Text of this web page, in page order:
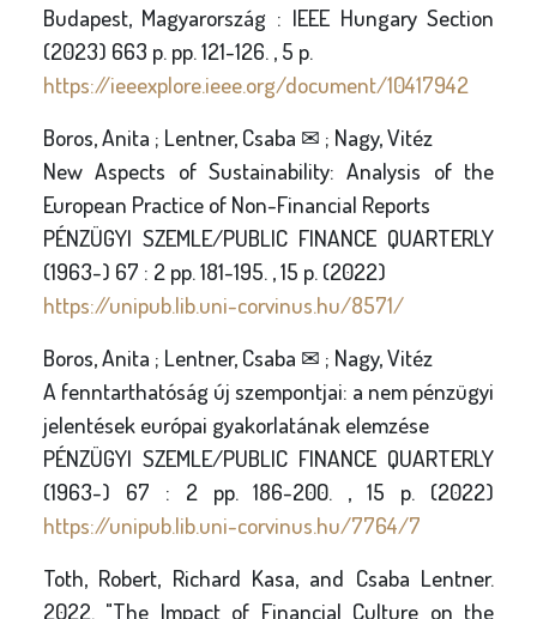
Budapest, Magyarország : IEEE Hungary Section
(2023) 663 p. pp. 121-126. , 5 p.
https://ieeexplore.ieee.org/document/10417942
Boros, Anita ; Lentner, Csaba ✉ ; Nagy, Vitéz
New Aspects of Sustainability: Analysis of the
European Practice of Non-Financial Reports
PÉNZÜGYI SZEMLE/PUBLIC FINANCE QUARTERLY
(1963-) 67 : 2 pp. 181-195. , 15 p. (2022)
https://unipub.lib.uni-corvinus.hu/8571/
Boros, Anita ; Lentner, Csaba ✉ ; Nagy, Vitéz
A fenntarthatóság új szempontjai: a nem pénzügyi
jelentések európai gyakorlatának elemzése
PÉNZÜGYI SZEMLE/PUBLIC FINANCE QUARTERLY
(1963-) 67 : 2 pp. 186-200. , 15 p. (2022)
https://unipub.lib.uni-corvinus.hu/7764/7
Toth, Robert, Richard Kasa, and Csaba Lentner.
2022. "The Impact of Financial Culture on the